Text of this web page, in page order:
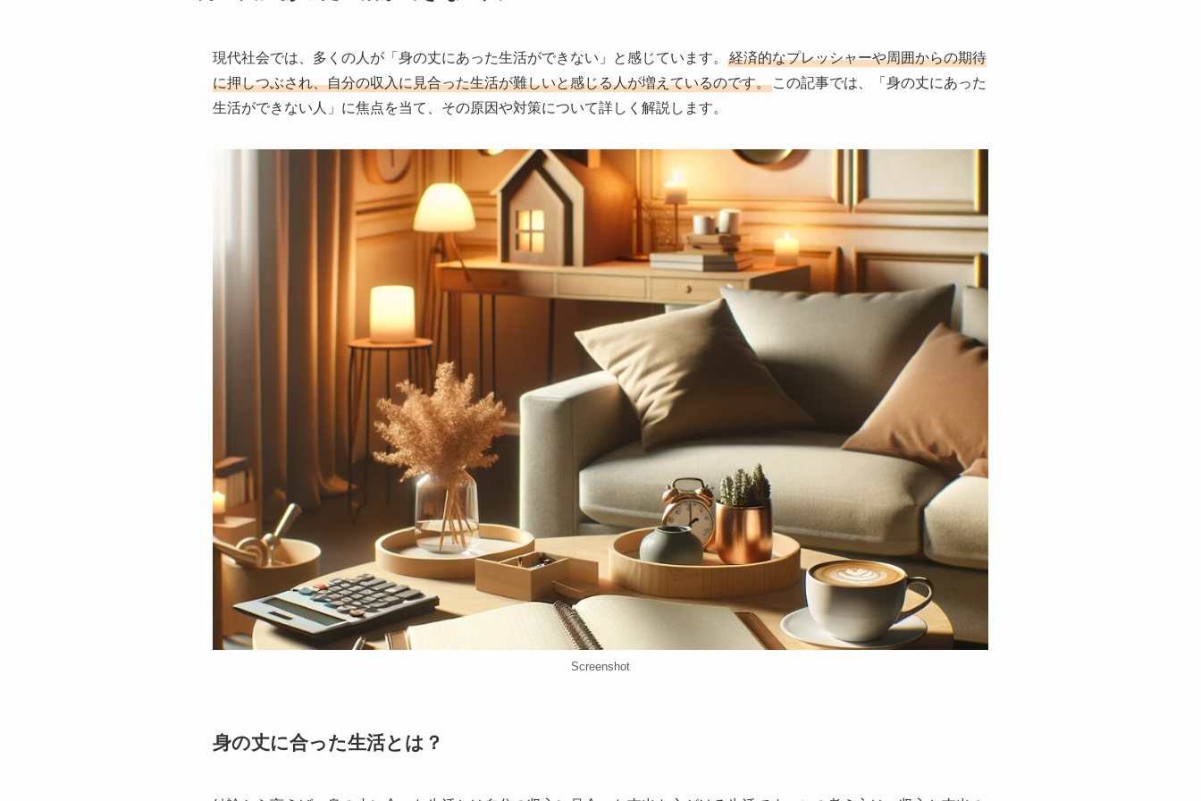
現代社会では、多くの人が「身の丈にあった生活ができない」と感じています。
経済的なプレッシャーや周囲からの期待
に押しつぶされ、自分の収入に見合った生活が難しいと感じる人が増えているのです。 この記事では、「身の丈にあった
生活ができない人」に焦点を当て、その原因や対策について詳しく解説します。
Screenshot
身の丈に合った生活とは？